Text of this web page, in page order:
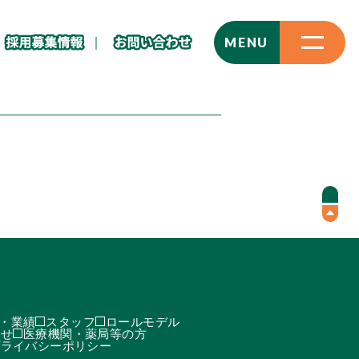
MENU
CLOSE
業績 スタッフ
ロールモデル
医療機関・薬局等の方
イバシーポリシー